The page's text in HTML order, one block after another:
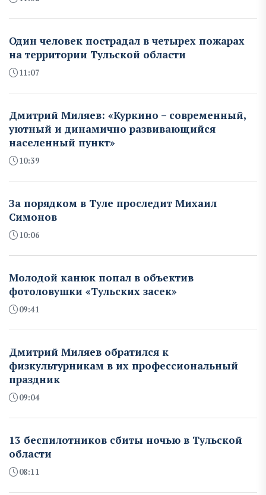
Один человек пострадал в четырех пожарах
на территории Тульской области
11:07
Дмитрий Миляев: «Куркино – современный,
уютный и динамично развивающийся
населенный пункт»
10:39
За порядком в Туле проследит Михаил
Симонов
10:06
Молодой канюк попал в объектив
фотоловушки «Тульских засек»
09:41
Дмитрий Миляев обратился к
физкультурникам в их профессиональный
праздник
09:04
13 беспилотников сбиты ночью в Тульской
области
08:11